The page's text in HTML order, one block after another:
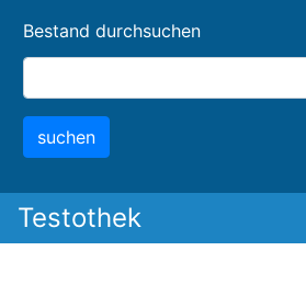
content
Bestand durchsuchen
suchen
Testothek